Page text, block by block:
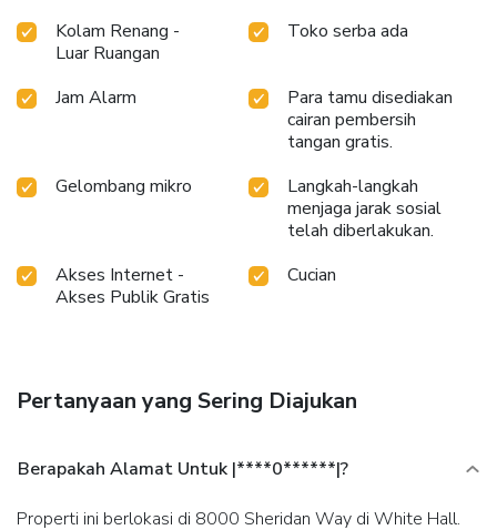
Kolam Renang -
Luar Ruangan
Toko serba ada
Jam Alarm
Para tamu disediakan
cairan pembersih
tangan gratis.
Gelombang mikro
Langkah-langkah
menjaga jarak sosial
telah diberlakukan.
Akses Internet -
Akses Publik Gratis
Cucian
Pertanyaan yang Sering Diajukan
Berapakah Alamat Untuk |****0******|?
Properti ini berlokasi di 8000 Sheridan Way di White Hall.